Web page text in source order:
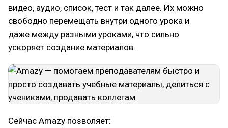
видео, аудио, список, тест и так далее. Их можно
свободно перемещать внутри одного урока и
даже между разными уроками, что сильно
ускоряет создание материалов.
Сейчас Amazy позволяет: